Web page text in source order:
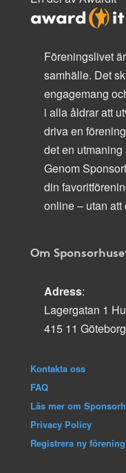
Föreningslivet
samhälle. Det
engagemang
i alla åldrar att
driva en
det en
Genom
din
online – utan att
Om
Adress:
Lagergatan 1
415 11 Göteborg
Kontakta oss
FAQ
Läs mer om
Privacy Policy
Registrera ny förening